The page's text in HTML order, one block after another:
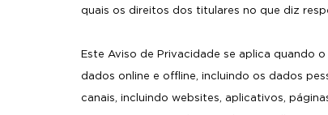
quais os direitos dos titulares no que diz
Este Aviso de Privacidade se aplica quando
dados online e offline, incluindo os dados
canais, incluindo websites, aplicativos,